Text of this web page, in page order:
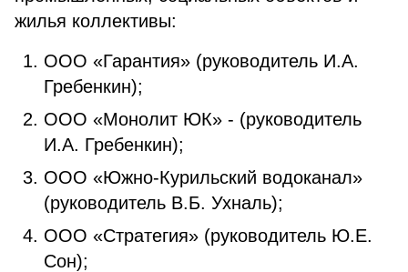
жилья коллективы:
ООО «Гарантия» (руководитель И.А.
Гребенкин);
ООО «Монолит ЮК» - (руководитель
И.А. Гребенкин);
ООО «Южно-Курильский водоканал»
(руководитель В.Б. Ухналь);
ООО «Стратегия» (руководитель Ю.Е.
Сон);